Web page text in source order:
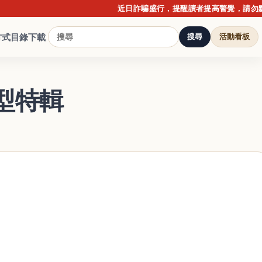
近日詐騙盛行，提醒讀者提高警覺，請勿點擊不
式目錄下載 搜尋 活動看板
特輯